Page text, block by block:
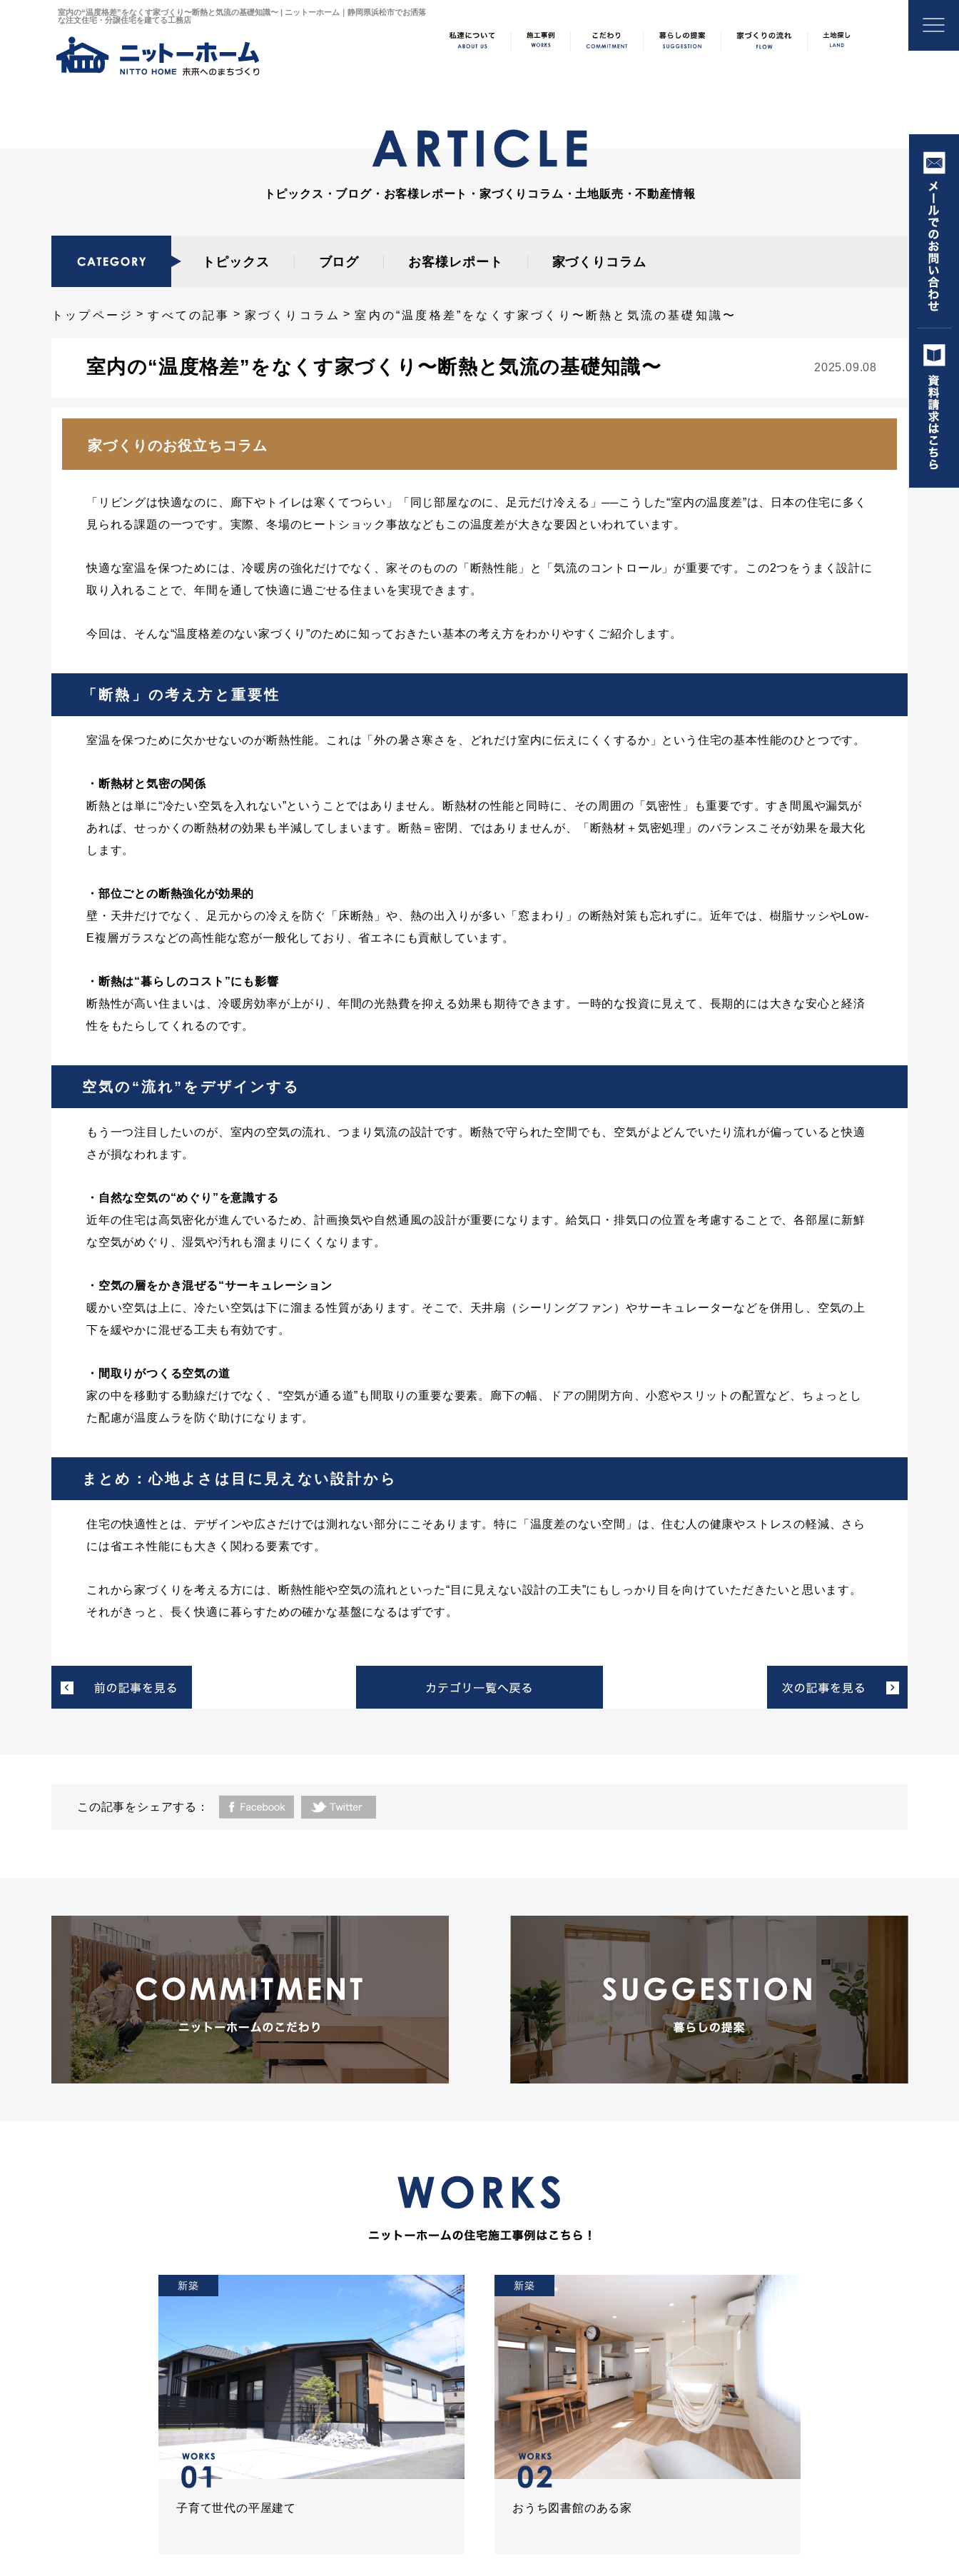
室内の“温度格差”をなくす家づくり〜断熱と気流の基礎知識〜 | ニットーホーム｜静岡県浜松市でお洒落
な注文住宅・分譲住宅を建てる工務店
トピックス・ブログ・お客様レポート・家づくりコラム・土地販売・不動産情報
トピックス ブログ お客様レポート 家づくりコラム
トップページ すべての記事 家づくりコラム 室内の“温度格差”をなくす家づくり〜断熱と気流の基礎知識〜
室内の“温度格差”をなくす家づくり〜断熱と気流の基礎知識〜 2025.09.08
家づくりのお役立ちコラム
「リビングは快適なのに、廊下やトイレは寒くてつらい」「同じ部屋なのに、足元だけ冷える」──こうした“室内の温度差”は、日本の住宅に多く
見られる課題の一つです。実際、冬場のヒートショック事故などもこの温度差が大きな要因といわれています。
快適な室温を保つためには、冷暖房の強化だけでなく、家そのものの「断熱性能」と「気流のコントロール」が重要です。この2つをうまく設計に
取り入れることで、年間を通して快適に過ごせる住まいを実現できます。
今回は、そんな“温度格差のない家づくり”のために知っておきたい基本の考え方をわかりやすくご紹介します。
「断熱」の考え方と重要性
室温を保つために欠かせないのが断熱性能。これは「外の暑さ寒さを、どれだけ室内に伝えにくくするか」という住宅の基本性能のひとつです。
・断熱材と気密の関係
断熱とは単に“冷たい空気を入れない”ということではありません。断熱材の性能と同時に、その周囲の「気密性」も重要です。すき間風や漏気が
あれば、せっかくの断熱材の効果も半減してしまいます。断熱＝密閉、ではありませんが、「断熱材＋気密処理」のバランスこそが効果を最大化
します。
・部位ごとの断熱強化が効果的
壁・天井だけでなく、足元からの冷えを防ぐ「床断熱」や、熱の出入りが多い「窓まわり」の断熱対策も忘れずに。近年では、樹脂サッシやLow-
E複層ガラスなどの高性能な窓が一般化しており、省エネにも貢献しています。
・断熱は“暮らしのコスト”にも影響
断熱性が高い住まいは、冷暖房効率が上がり、年間の光熱費を抑える効果も期待できます。一時的な投資に見えて、長期的には大きな安心と経済
性をもたらしてくれるのです。
空気の“流れ”をデザインする
もう一つ注目したいのが、室内の空気の流れ、つまり気流の設計です。断熱で守られた空間でも、空気がよどんでいたり流れが偏っていると快適
さが損なわれます。
・自然な空気の“めぐり”を意識する
近年の住宅は高気密化が進んでいるため、計画換気や自然通風の設計が重要になります。給気口・排気口の位置を考慮することで、各部屋に新鮮
な空気がめぐり、湿気や汚れも溜まりにくくなります。
・空気の層をかき混ぜる“サーキュレーション
暖かい空気は上に、冷たい空気は下に溜まる性質があります。そこで、天井扇（シーリングファン）やサーキュレーターなどを併用し、空気の上
下を緩やかに混ぜる工夫も有効です。
・間取りがつくる空気の道
家の中を移動する動線だけでなく、“空気が通る道”も間取りの重要な要素。廊下の幅、ドアの開閉方向、小窓やスリットの配置など、ちょっとし
た配慮が温度ムラを防ぐ助けになります。
まとめ：心地よさは目に見えない設計から
住宅の快適性とは、デザインや広さだけでは測れない部分にこそあります。特に「温度差のない空間」は、住む人の健康やストレスの軽減、さら
には省エネ性能にも大きく関わる要素です。
これから家づくりを考える方には、断熱性能や空気の流れといった“目に見えない設計の工夫”にもしっかり目を向けていただきたいと思います。
それがきっと、長く快適に暮らすための確かな基盤になるはずです。
この記事をシェアする：
子育て世代の平屋建て
新築
おうち図書館のある家
新築